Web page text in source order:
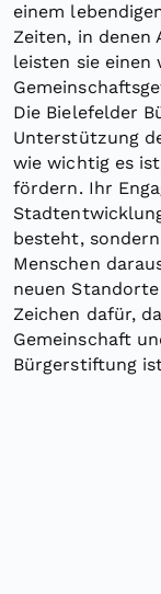
einem
Zeiten, in denen
leisten sie einen
Die Bielefelder
Unterstützung
wie wichtig es
fördern. Ihr
besteht,
Menschen
neuen
Zeichen dafür,
Gemeinschaft
Bürgerstiftung